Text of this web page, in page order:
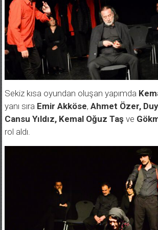
Sekiz kısa oyundan oluşan yapımda
yanı sıra Emir Akköse, Ahmet Özer,
Cansu Yıldız, Kemal Oğuz Taş ve
rol aldı.